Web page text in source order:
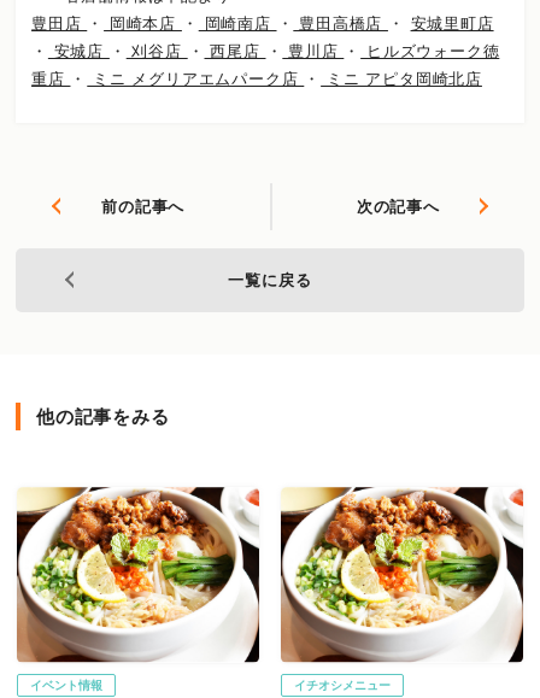
豊田店
・ 岡崎本店 ・ 岡崎南店 ・ 豊田高橋店 ・
安城里町店
・
安城店 ・ 刈谷店 ・ 西尾店 ・ 豊川店 ・
ヒルズウォーク徳
重店
・ ミニ メグリアエムパーク店 ・ ミニ アピタ岡崎北店
前の記事へ 次の記事へ
一覧に戻る
他の記事をみる
イベント情報 イチオシメニュー